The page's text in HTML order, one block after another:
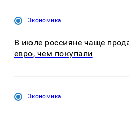
Экономика
В июле россияне чаще
евро, чем покупали
Экономика